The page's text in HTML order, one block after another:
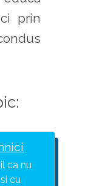
prin
ca nu
cu